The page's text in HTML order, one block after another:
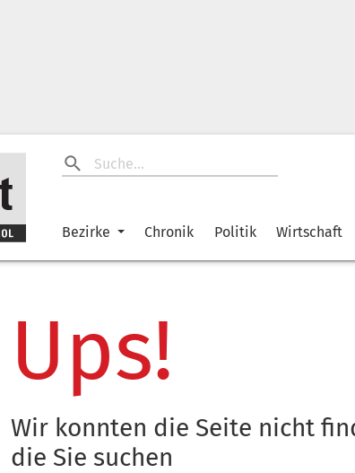
Bezirke Chronik Politik Wirtschaft
Ups!
Wir konnten die Seite nicht
die Sie suchen